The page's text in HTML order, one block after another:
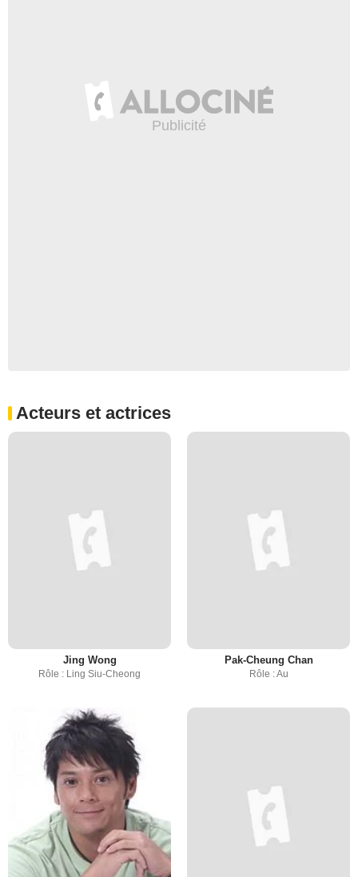
Acteurs et actrices
Jing Wong
Rôle : Ling Siu-Cheong
Pak-Cheung Chan
Rôle : Au